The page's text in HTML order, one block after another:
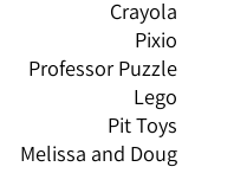
Headu
Foxmind
Shafir
Crayola
Professor Puzzle